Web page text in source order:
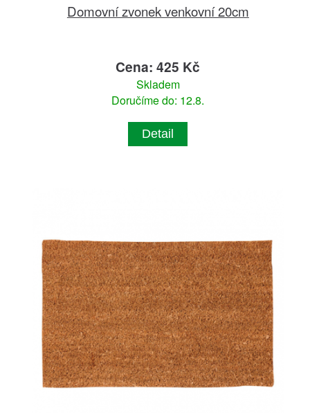
Domovní zvonek venkovní 20cm
Cena: 425 Kč
Skladem
Doručíme do: 12.8.
Detail